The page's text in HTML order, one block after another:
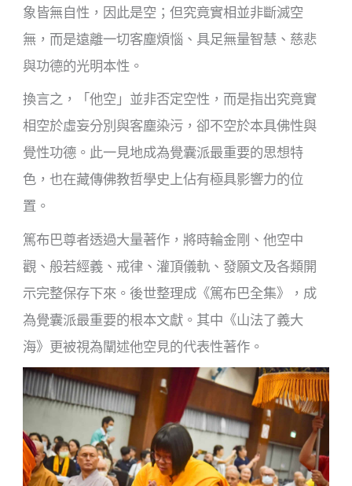
象皆無自性，因此是空；但究竟實相並非斷滅空
無，而是遠離一切客塵煩惱、具足無量智慧、慈悲
與功德的光明本性。
換言之，「他空」並非否定空性，而是指出究竟實
相空於虛妄分別與客塵染污，卻不空於本具佛性與
覺性功德。此一見地成為覺囊派最重要的思想特
色，也在藏傳佛教哲學史上佔有極具影響力的位
置。
篤布巴尊者透過大量著作，將時輪金剛、他空中
觀、般若經義、戒律、灌頂儀軌、發願文及各類開
示完整保存下來。後世整理成《篤布巴全集》，成
為覺囊派最重要的根本文獻。其中《山法了義大
海》更被視為闡述他空見的代表性著作。